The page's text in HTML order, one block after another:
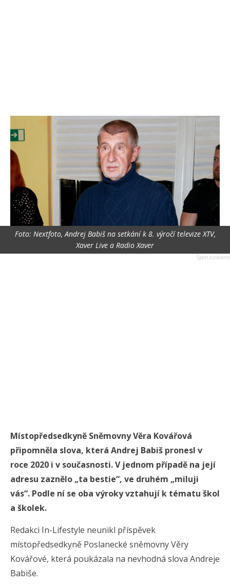
Foto: Nextfoto, Andrej Babiš na setkání k 8. výročí televize XTV,
Xaver Live a Radio Xaver
Místopředsedkyně Sněmovny Věra Kovářová
připomněla slova, která Andrej Babiš pronesl v
roce 2020 i v současnosti. V jednom případě na její
adresu zaznělo „ta bestie“, ve druhém „miluji
vás“. Podle ní se oba výroky vztahují k tématu škol
a školek.
Redakci In-Lifestyle neunikl příspěvek
místopředsedkyně Poslanecké sněmovny Věry
Kovářové, která poukázala na nevhodná slova Andreje
Babiše.